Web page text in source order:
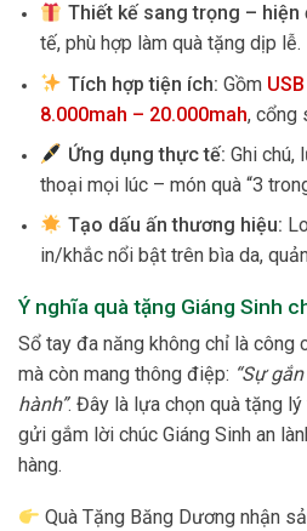
Thiết kế sang trọng – hiện
tế, phù hợp làm quà tặng dịp lễ.
Tích hợp tiện ích: Gồm
8.000mah – 20.000mah, cổng
Ứng dụng thực tế: Ghi chú,
thoại mọi lúc – món quà “3
Tạo dấu ấn thương hiệu:
in/khắc nổi bật trên bìa da,
Ý nghĩa quà tặng Giáng Sinh
Sổ tay đa năng không chỉ là công
mà còn mang thông điệp: “Sự
hành”. Đây là lựa chọn quà tặng
gửi gắm lời chúc Giáng Sinh an
hàng.
Quà Tặng Băng Dương nhận